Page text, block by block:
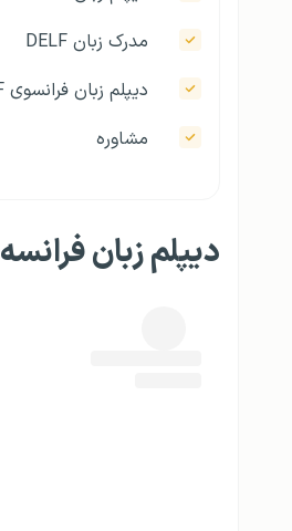
مدرک زبان DELF
دیپلم زبان فرانسوی DALF
مشاوره
دیپلم زبان